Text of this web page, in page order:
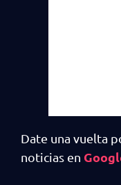
Date una vuelta
noticias en